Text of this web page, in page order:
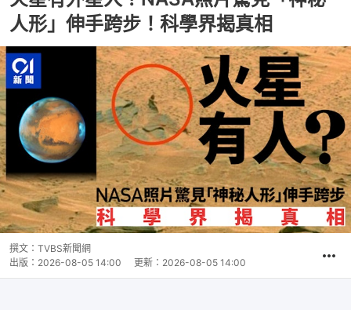
人形」伸手跨步！科學界揭真相
撰文： TVBS新聞網
出版： 2026-08-05 14:00 更新： 2026-08-05 14:00